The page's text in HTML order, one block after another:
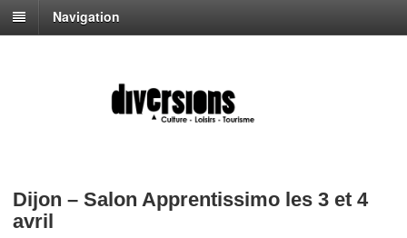
Navigation
Dijon – Salon Apprentissimo les 3 et 4
avril